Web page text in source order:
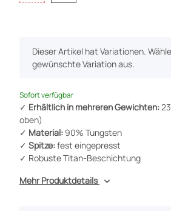
x
Dieser Artikel hat Variationen.
gewünschte Variation aus.
Sofort verfügbar
✓ Erhältlich in mehreren Gewichten:
oben)
✓ Material: 90% Tungsten
✓ Spitze:fest eingepresst
✓ Robuste Titan-Beschichtung
Mehr Produktdetails